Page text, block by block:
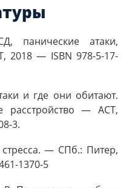
панические атаки,
2018 — ISBN 978-5-17-
и где они обитают.
расстройство — АСТ,
— СПб.: Питер,
1370-5